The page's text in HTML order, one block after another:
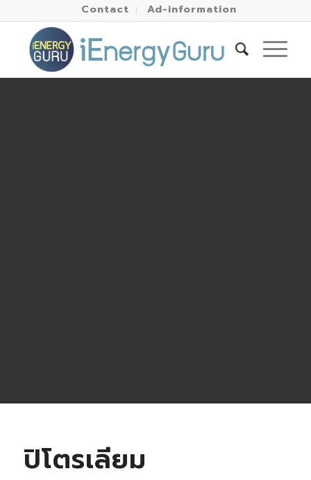
Contact Ad-information
ปิโตรเลียม